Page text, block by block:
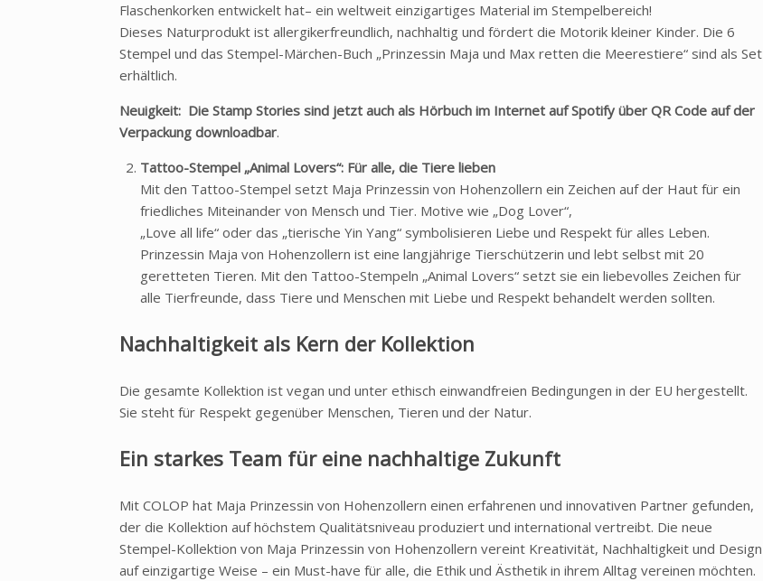
Flaschenkorken entwickelt hat– ein weltweit einzigartiges Material im Stempelbereich!
Dieses Naturprodukt ist allergikerfreundlich, nachhaltig und fördert die Motorik kleiner Kinder. Die 6
Stempel und das Stempel-Märchen-Buch „Prinzessin Maja und Max retten die Meerestiere“ sind als Set
erhältlich.
Neuigkeit: Die Stamp Stories sind jetzt auch als Hörbuch im Internet auf Spotify über QR Code auf der
Verpackung downloadbar.
Tattoo-Stempel „Animal Lovers“: Für alle, die Tiere lieben
Mit den Tattoo-Stempel setzt Maja Prinzessin von Hohenzollern ein Zeichen auf der Haut für ein
friedliches Miteinander von Mensch und Tier. Motive wie „Dog Lover“,
„Love all life“ oder das „tierische Yin Yang“ symbolisieren Liebe und Respekt für alles Leben.
Prinzessin Maja von Hohenzollern ist eine langjährige Tierschützerin und lebt selbst mit 20
geretteten Tieren. Mit den Tattoo-Stempeln „Animal Lovers“ setzt sie ein liebevolles Zeichen für
alle Tierfreunde, dass Tiere und Menschen mit Liebe und Respekt behandelt werden sollten.
Nachhaltigkeit als Kern der Kollektion
Die gesamte Kollektion ist vegan und unter ethisch einwandfreien Bedingungen in der EU hergestellt.
Sie steht für Respekt gegenüber Menschen, Tieren und der Natur.
Ein starkes Team für eine nachhaltige Zukunft
Mit COLOP hat Maja Prinzessin von Hohenzollern einen erfahrenen und innovativen Partner gefunden,
der die Kollektion auf höchstem Qualitätsniveau produziert und international vertreibt. Die neue
Stempel-Kollektion von Maja Prinzessin von Hohenzollern vereint Kreativität, Nachhaltigkeit und Design
auf einzigartige Weise – ein Must-have für alle, die Ethik und Ästhetik in ihrem Alltag vereinen möchten.